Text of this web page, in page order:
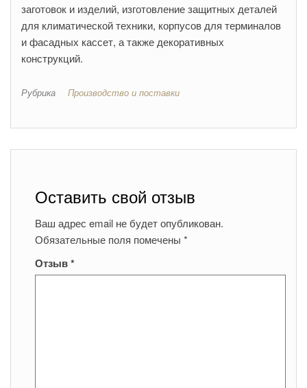
заготовок и изделий, изготовление защитных деталей
для климатической техники, корпусов для терминалов
и фасадных кассет, а также декоративных
конструкций.
Рубрика Производство и поставки
Оставить свой отзыв
Ваш адрес email не будет опубликован.
Обязательные поля помечены *
Отзыв*